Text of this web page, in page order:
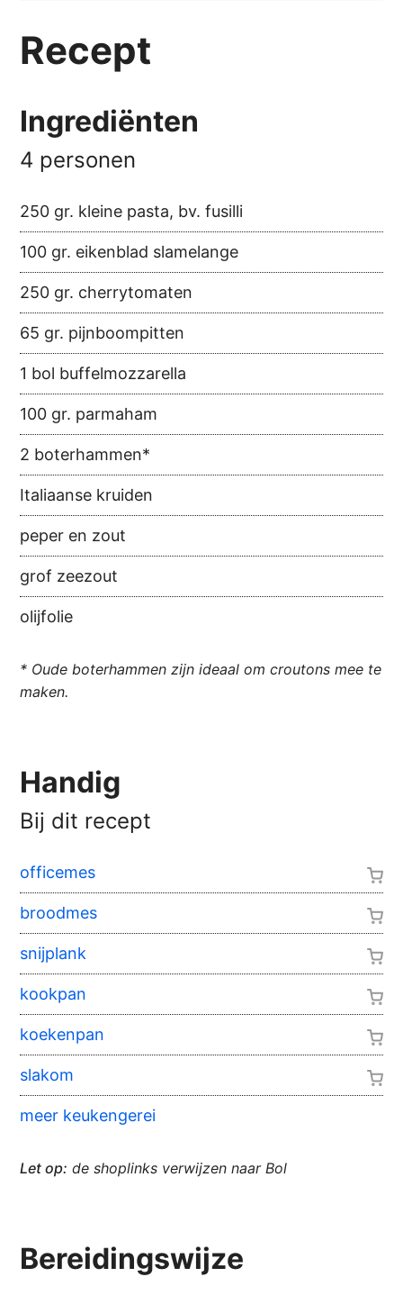
Recept
Ingrediënten
4 personen
250 gr. kleine pasta, bv. fusilli
100 gr. eikenblad slamelange
250 gr. cherrytomaten
65 gr. pijnboompitten
1 bol buffelmozzarella
100 gr. parmaham
2 boterhammen*
Italiaanse kruiden
peper en zout
grof zeezout
olijfolie
* Oude boterhammen zijn ideaal om croutons mee te
maken.
Handig
Bij dit recept
officemes
broodmes
snijplank
kookpan
koekenpan
slakom
meer keukengerei
Let op: de shoplinks verwijzen naar Bol
Bereidingswijze